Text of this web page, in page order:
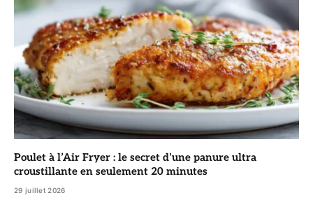
Poulet à l’Air Fryer : le secret d’une panure ultra
croustillante en seulement 20 minutes
29 juillet 2026